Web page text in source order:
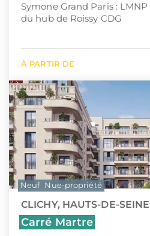
Symone Grand Paris :
du hub de Roissy CDG
À PARTIR DE
CLICHY, HAUTS-DE-
Carré Martre
Neuf Nue-propriété